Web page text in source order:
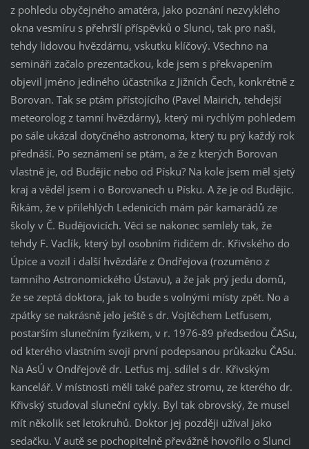
z pohledu obyčejného amatéra, jako poznání nezvyklého
okna vesmíru s přehršlí příspěvků o Slunci, tak pro naši,
tehdy lidovou hvězdárnu, vskutku klíčový. Všechno na
semináři začalo prezentačkou, kde jsem s překvapením
objevil jméno jediného účastníka z Jižních Čech, konkrétně z
Borovan. Tak se ptám přístojícího (Pavel Mairich, tehdejší
meteorolog z tamní hvězdárny), který mi rychlým pohledem
po sále ukázal dotyčného astronoma, který tu prý každý rok
přednáší. Po seznámení se ptám, a že z kterých Borovan
vlastně je, od Budějic nebo od Písku? Na kole jsem měl sjetý
kraj a věděl jsem i o Borovanech u Písku. A že je od Budějic.
Říkám, že v přilehlých Ledenicích mám pár kamarádů ze
školy v Č. Budějovicích. Věci se nakonec semlely tak, že
tehdy F. Vaclík, který byl osobním řidičem dr. Křivského do
Úpice a vozil i další hvězdáře z Ondřejova (rozuměno z
tamního Astronomického Ústavu), a že jak prý jedu domů,
že se zeptá doktora, jak to bude s volnými místy zpět. No a
zpátky se nakrásně jelo ještě s dr. Vojtěchem Letfusem,
postarším slunečním fyzikem, v r. 1976-89 předsedou ČASu,
od kterého vlastním svoji první podepsanou průkazku ČASu.
Na AsÚ v Ondřejově dr. Letfus mj. sdílel s dr. Křivským
kancelář. V místnosti měli také pařez stromu, ze kterého dr.
Křivský studoval sluneční cykly. Byl tak obrovský, že musel
mít několik set letokruhů. Doktor jej později užíval jako
sedačku. V autě se pochopitelně převážně hovořilo o Slunci